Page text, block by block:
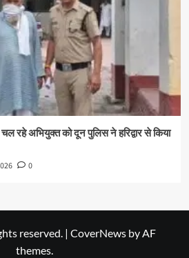
चल रहे अभियुक्त को दून पुलिस ने हरिद्वार से किया
0
reserved. | CoverNews by AF
themes.